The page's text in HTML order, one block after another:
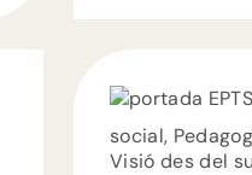
social,
Visió des del